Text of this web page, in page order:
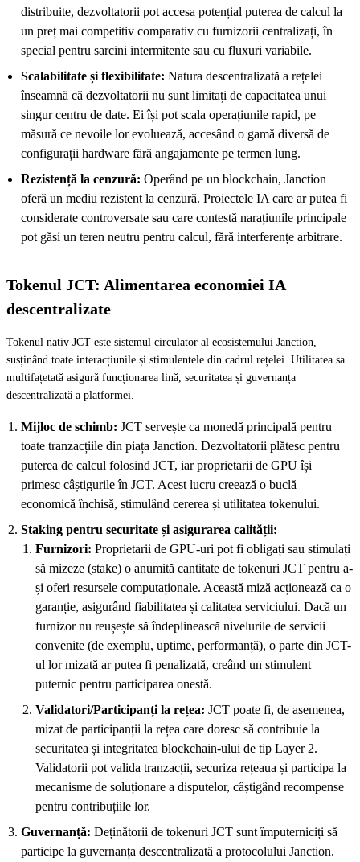
distribuite, dezvoltatorii pot accesa potențial puterea de calcul la
un preț mai competitiv comparativ cu furnizorii centralizați, în
special pentru sarcini intermitente sau cu fluxuri variabile.
Scalabilitate și flexibilitate: Natura descentralizată a rețelei
înseamnă că dezvoltatorii nu sunt limitați de capacitatea unui
singur centru de date. Ei își pot scala operațiunile rapid, pe
măsură ce nevoile lor evoluează, accesând o gamă diversă de
configurații hardware fără angajamente pe termen lung.
Rezistență la cenzură: Operând pe un blockchain, Janction
oferă un mediu rezistent la cenzură. Proiectele IA care ar putea fi
considerate controversate sau care contestă narațiunile principale
pot găsi un teren neutru pentru calcul, fără interferențe arbitrare.
Tokenul JCT: Alimentarea economiei IA
descentralizate
Tokenul nativ JCT este sistemul circulator al ecosistemului Janction,
susținând toate interacțiunile și stimulentele din cadrul rețelei. Utilitatea sa
multifațetată asigură funcționarea lină, securitatea și guvernanța
descentralizată a platformei.
Mijloc de schimb: JCT servește ca monedă principală pentru
toate tranzacțiile din piața Janction. Dezvoltatorii plătesc pentru
puterea de calcul folosind JCT, iar proprietarii de GPU își
primesc câștigurile în JCT. Acest lucru creează o buclă
economică închisă, stimulând cererea și utilitatea tokenului.
Staking pentru securitate și asigurarea calității:
Furnizori: Proprietarii de GPU-uri pot fi obligați sau stimulați
să mizeze (stake) o anumită cantitate de tokenuri JCT pentru a-
și oferi resursele computaționale. Această miză acționează ca o
garanție, asigurând fiabilitatea și calitatea serviciului. Dacă un
furnizor nu reușește să îndeplinească nivelurile de servicii
convenite (de exemplu, uptime, performanță), o parte din JCT-
ul lor mizată ar putea fi penalizată, creând un stimulent
puternic pentru participarea onestă.
Validatori/Participanți la rețea: JCT poate fi, de asemenea,
mizat de participanții la rețea care doresc să contribuie la
securitatea și integritatea blockchain-ului de tip Layer 2.
Validatorii pot valida tranzacții, securiza rețeaua și participa la
mecanisme de soluționare a disputelor, câștigând recompense
pentru contribuțiile lor.
Guvernanță: Deținătorii de tokenuri JCT sunt împuterniciți să
participe la guvernanța descentralizată a protocolului Janction.